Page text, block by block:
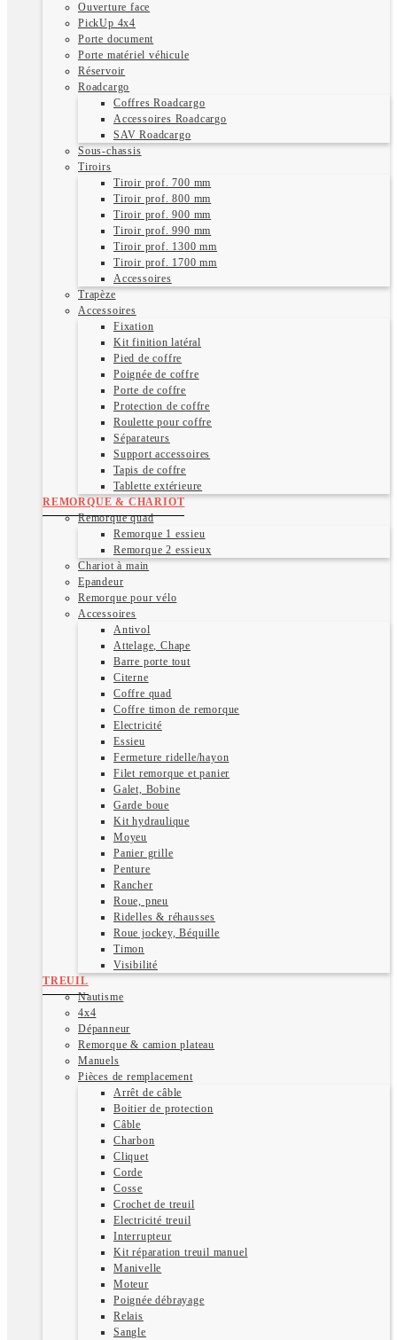
Ouverture face
PickUp 4x4
Porte document
Porte matériel véhicule
Réservoir
Roadcargo
Coffres Roadcargo
Accessoires Roadcargo
SAV Roadcargo
Sous-chassis
Tiroirs
Tiroir prof. 700 mm
Tiroir prof. 800 mm
Tiroir prof. 900 mm
Tiroir prof. 990 mm
Tiroir prof. 1300 mm
Tiroir prof. 1700 mm
Accessoires
Trapèze
Accessoires
Fixation
Kit finition latéral
Pied de coffre
Poignée de coffre
Porte de coffre
Protection de coffre
Roulette pour coffre
Séparateurs
Support accessoires
Tapis de coffre
Tablette extérieure
REMORQUE & CHARIOT
Remorque quad
Remorque 1 essieu
Remorque 2 essieux
Chariot à main
Epandeur
Remorque pour vélo
Accessoires
Antivol
Attelage, Chape
Barre porte tout
Citerne
Coffre quad
Coffre timon de remorque
Electricité
Essieu
Fermeture ridelle/hayon
Filet remorque et panier
Galet, Bobine
Garde boue
Kit hydraulique
Moyeu
Panier grille
Penture
Rancher
Roue, pneu
Ridelles & réhausses
Roue jockey, Béquille
Timon
Visibilité
TREUIL
Nautisme
4x4
Dépanneur
Remorque & camion plateau
Manuels
Pièces de remplacement
Arrêt de câble
Boitier de protection
Câble
Charbon
Cliquet
Corde
Cosse
Crochet de treuil
Electricité treuil
Interrupteur
Kit réparation treuil manuel
Manivelle
Moteur
Poignée débrayage
Relais
Sangle